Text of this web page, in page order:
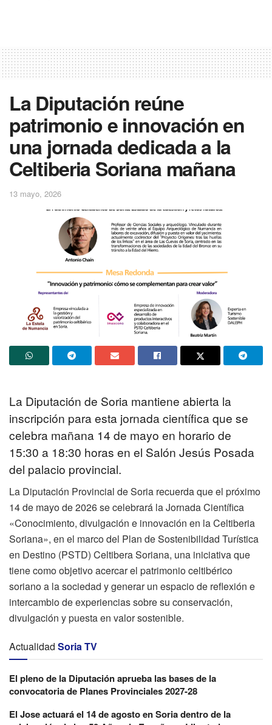
La Diputación reúne
patrimonio e innovación en
una jornada dedicada a la
Celtiberia Soriana mañana
13 mayo, 2026
La Diputación de Soria mantiene abierta la
inscripción para esta jornada científica que se
celebra mañana 14 de mayo en horario de
15:30 a 18:30 horas en el Salón Jesús Posada
del palacio provincial.
La Diputación Provincial de Soria recuerda que el próximo
14 de mayo de 2026 se celebrará la Jornada Científica
«Conocimiento, divulgación e innovación en la Celtiberia
Soriana», en el marco del Plan de Sostenibilidad Turística
en Destino (PSTD) Celtibera Soriana, una iniciativa que
tiene como objetivo acercar el patrimonio celtibérico
soriano a la sociedad y generar un espacio de reflexión e
intercambio de experiencias sobre su conservación,
divulgación y puesta en valor sostenible.
Actualidad Soria TV
El pleno de la Diputación aprueba las bases de la
convocatoria de Planes Provinciales 2027-28
El Jose actuará el 14 de agosto en Soria dentro de la